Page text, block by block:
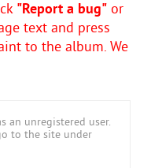
"Report a bug" or
text and press
to the album. We
an unregistered user.
to the site under